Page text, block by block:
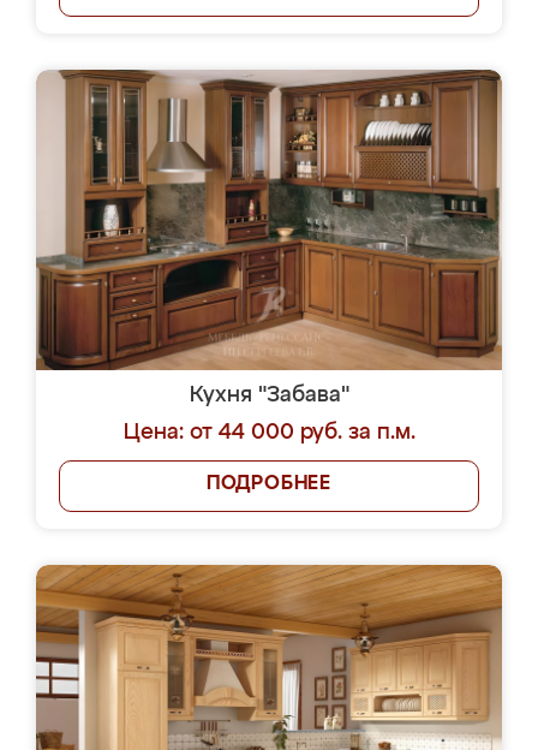
Кухня "Забава"
Цена: от 44 000 руб. за п.м.
ПОДРОБНЕЕ